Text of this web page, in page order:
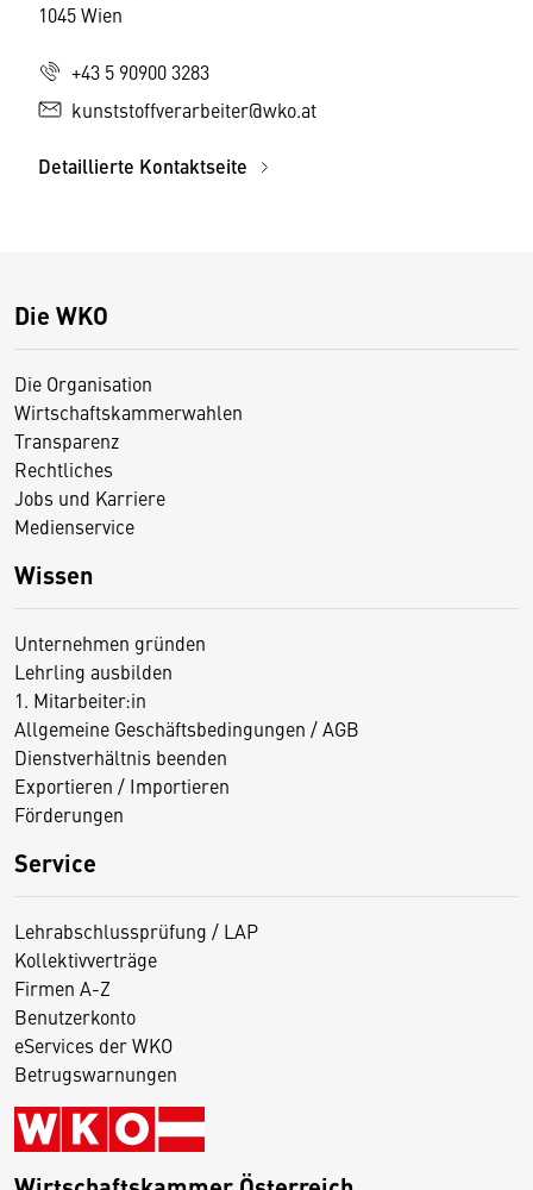
1045 Wien
+43 5 90900 3283
kunststoffverarbeiter@wko.at
Detaillierte Kontaktseite
Die WKO
Die Organisation
Wirtschaftskammerwahlen
Transparenz
Rechtliches
Jobs und Karriere
Medienservice
Wissen
Unternehmen gründen
Lehrling ausbilden
1. Mitarbeiter:in
Allgemeine Geschäftsbedingungen / AGB
Dienstverhältnis beenden
Exportieren / Importieren
Förderungen
Service
Lehrabschlussprüfung / LAP
Kollektivverträge
Firmen A-Z
Benutzerkonto
eServices der WKO
Betrugswarnungen